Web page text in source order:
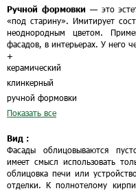
Ручной формовки — это
«под старину». Имитирует
неоднородным цветом.
фасадов, в интерьерах. У него
+
керамический
клинкерный
ручной формовки
Показать все
Вид :
Фасады облицовываются
имеет смысл использовать
облицовка печи или
отделки. К полнотелому